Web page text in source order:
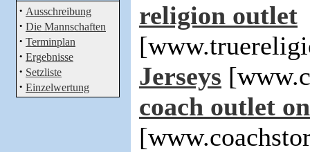
· Ausschreibung
· Die Mannschaften
· Terminplan
· Ergebnisse
· Setzliste
· Einzelwertung
religion outlet
Jerseys
coach outlet